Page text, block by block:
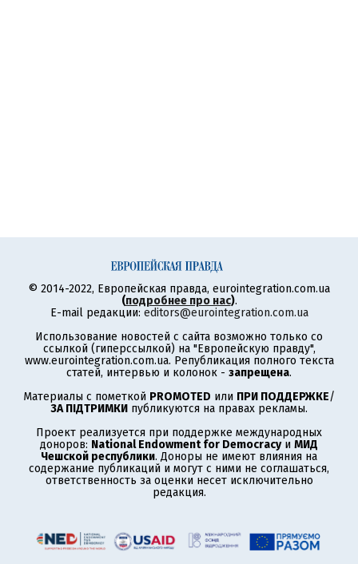
© 2014-2022, Европейская правда, eurointegration.com.ua
(подробнее про нас).
E-mail редакции: editors@eurointegration.com.ua
Использование новостей с сайта возможно только со
ссылкой (гиперссылкой) на "Европейскую правду",
www.eurointegration.com.ua. Републикация полного текста
статей, интервью и колонок - запрещена.
Материалы с пометкой PROMOTED или ПРИ ПОДДЕРЖКЕ/
ЗА ПІДТРИМКИ публикуются на правах рекламы.
Проект реализуется при поддержке международных
доноров: National Endowment for Democracyи МИД
Чешской республики. Доноры не имеют влияния на
содержание публикаций и могут с ними не соглашаться,
ответственность за оценки несет исключительно
редакция.